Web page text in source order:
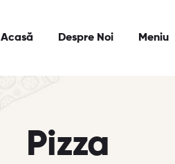
Acasă Despre Noi Meniu
Pizza